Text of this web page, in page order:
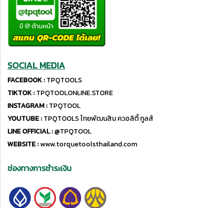
SOCIAL MEDIA
FACEBOOK :TPQTOOLS
TIKTOK :TPQTOOLONLINE.STORE
INSTAGRAM :TPQTOOL
YOUTUBE :TPQTOOLS ไทยพัฒนสิน ควอลิตี้ ทูลส์
LINE OFFICIAL :@TPQTOOL
WEBSITE :www.torquetoolsthailand.com
ช่องทางการชำระเงิน